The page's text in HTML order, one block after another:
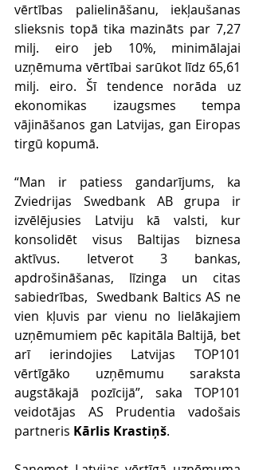
vērtības palielināšanu, iekļaušanas
slieksnis topā tika mazināts par 7,27
milj. eiro jeb 10%, minimālajai
uzņēmuma vērtībai sarūkot līdz 65,61
milj. eiro. Šī tendence norāda uz
ekonomikas izaugsmes tempa
vājināšanos gan Latvijas, gan Eiropas
tirgū kopumā.
“Man ir patiess gandarījums, ka
Zviedrijas Swedbank AB grupa ir
izvēlējusies Latviju kā valsti, kur
konsolidēt visus Baltijas biznesa
aktīvus. Ietverot 3 bankas,
apdrošināšanas, līzinga un citas
sabiedrības,  Swedbank Baltics AS ne
vien kļuvis par vienu no lielākajiem
uzņēmumiem pēc kapitāla Baltijā, bet
arī ierindojies Latvijas TOP101
vērtīgāko uzņēmumu saraksta
augstākajā pozīcijā”, saka TOP101
veidotājas AS Prudentia vadošais
partneris Kārlis Krastiņš.